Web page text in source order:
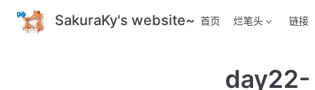
跳
至
SakuraKy's website~ 首页 烂笔头 链接
day22-